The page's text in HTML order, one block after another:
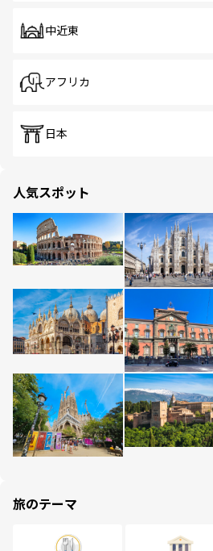
中近東
アフリカ
日本
人気スポット
旅のテーマ